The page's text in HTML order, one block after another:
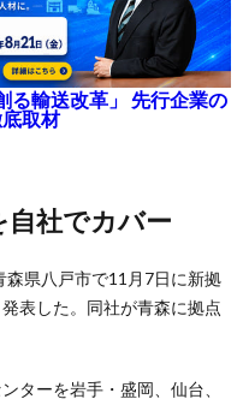
る輸送改革」 先行企業の
取材
自社でカバー
県八戸市で11月7日に新拠
表した。同社が青森に拠点
ターを岩手・盛岡、仙台、